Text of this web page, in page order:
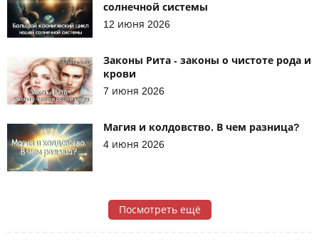
солнечной системы
12 июня 2026
Законы Рита - законы о чистоте рода и
крови
7 июня 2026
Магия и колдовство. В чем разница?
4 июня 2026
Посмотреть ещё